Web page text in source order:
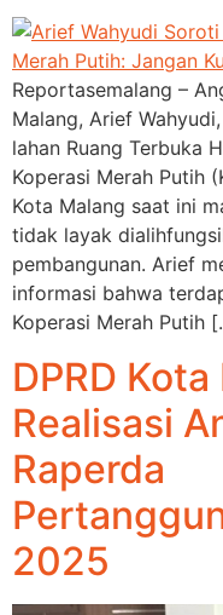
Reportasemalang –
Malang, Arief
lahan Ruang Terbuka
Koperasi Merah Putih
Kota Malang saat ini
tidak layak
pembangunan. Arief
informasi bahwa
Koperasi Merah Putih
DPRD
Realisasi
Raperda
2025